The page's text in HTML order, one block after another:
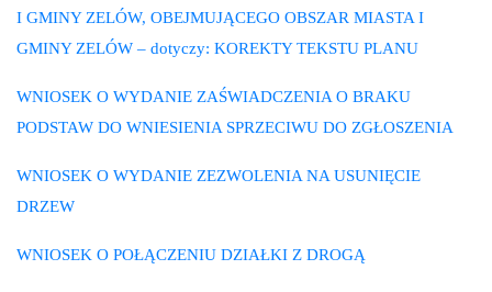
I GMINY ZELÓW, OBEJMUJĄCEGO OBSZAR MIASTA I
GMINY ZELÓW – dotyczy: KOREKTY TEKSTU PLANU
WNIOSEK O WYDANIE ZAŚWIADCZENIA O BRAKU
PODSTAW DO WNIESIENIA SPRZECIWU DO ZGŁOSZENIA
WNIOSEK O WYDANIE ZEZWOLENIA NA USUNIĘCIE
DRZEW
WNIOSEK O POŁĄCZENIU DZIAŁKI Z DROGĄ